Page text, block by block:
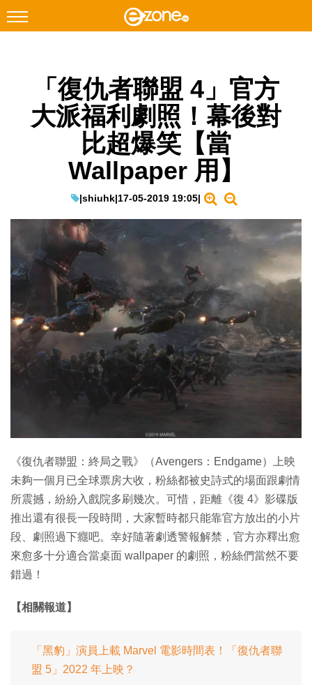
Facebook Instagram
科技焦點
EduTech
IT Times
生成式AI與雲端應用
Enterprise Digital Transformation
特集
「復仇者聯盟 4」官方
大派福利劇照！幕後對
比超爆笑【當
Wallpaper 用】
|shiuhk|17-05-2019 19:05|
《復仇者聯盟：終局之戰》（Avengers：Endgame）上映
未夠一個月已全球票房大收，粉絲都被史詩式的場面跟劇情
所震撼，紛紛入戲院多刷幾次。可惜，距離《復 4》影碟版
推出還有很長一段時間，大家暫時都只能靠官方放出的小片
段、劇照過下癮吧。幸好隨著劇透警報解禁，官方亦釋出愈
來愈多十分適合當桌面 wallpaper 的劇照，粉絲們當然不要
錯過！
【相關報道】
「黑豹」演員上載 Marvel 電影時間表！「復仇者聯
盟 5」2022 年上映？